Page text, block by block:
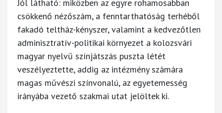
Jól látható: miközben az egyre rohamosabban
csökkenő nézőszám, a fenntarthatóság terhéből
fakadó teltház-kényszer, valamint a kedvezőtlen
adminisztratív-politikai környezet a kolozsvári
magyar nyelvű színjátszás puszta létét
veszélyeztette, addig az intézmény számára
magas művészi színvonalú, az egyetemesség
irányába vezető szakmai utat jelöltek ki.